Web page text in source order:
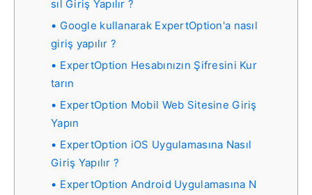
sıl Giriş Yapılır ?
Google kullanarak ExpertOption'a nasıl
giriş yapılır ?
ExpertOption Hesabınızın Şifresini Kur
tarın
ExpertOption Mobil Web Sitesine Giriş
Yapın
ExpertOption iOS Uygulamasına Nasıl
Giriş Yapılır ?
ExpertOption Android Uygulamasına N